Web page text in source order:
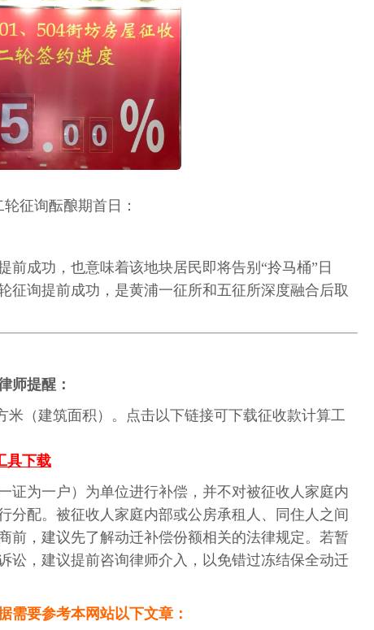
征询酝酿期首日：
前成功，也意味着该地块居民即将告别“拎马桶”日
征询提前成功，是黄浦一征所和五征所深度融合后取
师提醒：
米（建筑面积）。点击以下链接可下载征收款计算工
具下载
证为一户）为单位进行补偿，并不对被征收人家庭内
分配。被征收人家庭内部或公房承租人、同住人之间
前，建议先了解动迁补偿份额相关的法律规定。若暂
讼，建议提前咨询律师介入，以免错过冻结保全动迁
需要参考本网站以下文章：